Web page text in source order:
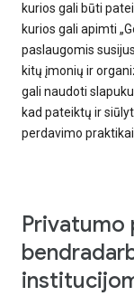
kurios gali būti
kurios gali apimti
paslaugomis
kitų įmonių ir
gali naudoti
kad pateiktų ir
perdavimo
Privatumo